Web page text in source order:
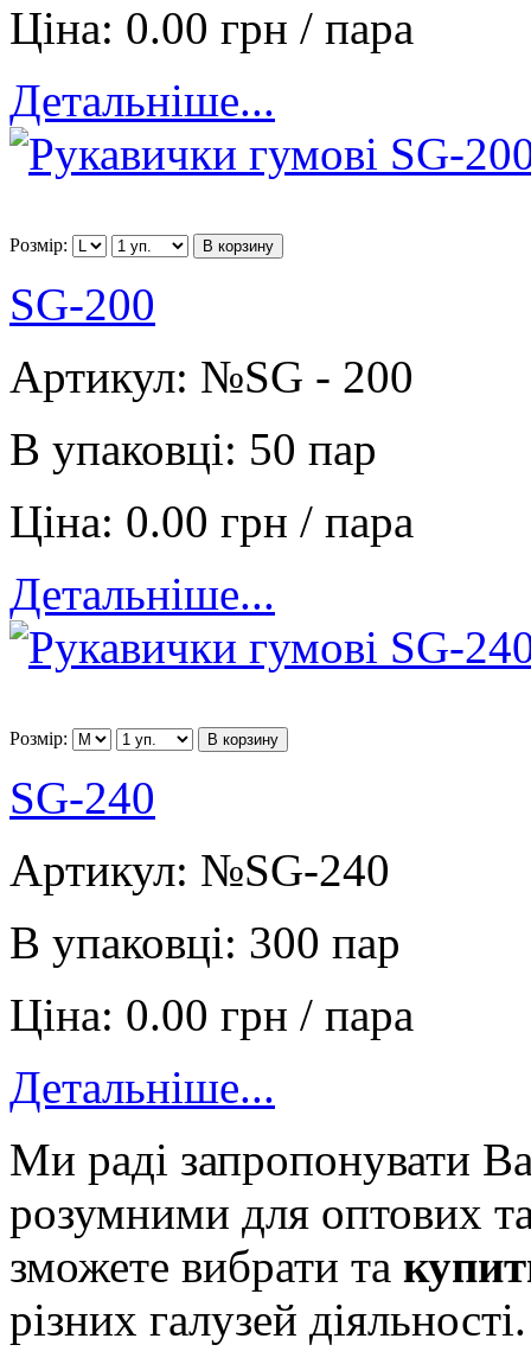
Ціна: 0.00 грн / пара
Детальніше...
Розмір: В корзину
SG-200
Артикул: №SG - 200
В упаковці: 50 пар
Ціна: 0.00 грн / пара
Детальніше...
Розмір: В корзину
SG-240
Артикул: №SG-240
В упаковці: 300 пар
Ціна: 0.00 грн / пара
Детальніше...
Ми раді запропонувати
розумними для оптових
зможете вибрати та
різних галузей діяльності.